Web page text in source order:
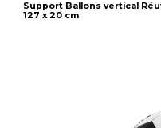
Support Ballons vertical
127 x 20 cm